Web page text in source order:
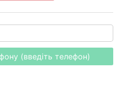
(введіть телефон)